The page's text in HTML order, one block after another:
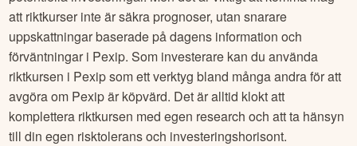
att riktkurser inte är säkra prognoser, utan snarare
uppskattningar baserade på dagens information och
förväntningar i Pexip. Som investerare kan du använda
riktkursen i Pexipsom ett verktyg bland många andra för att
avgöra om Pexipär köpvärd. Det är alltid klokt att
komplettera riktkursen med egen research och att ta hänsyn
till din egen risktolerans och investeringshorisont.